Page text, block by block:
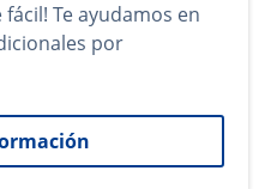
Te ayudamos en
por